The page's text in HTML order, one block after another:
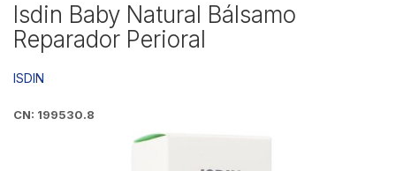
Isdin Baby Natural Bálsamo
Reparador Perioral
ISDIN
CN: 199530.8